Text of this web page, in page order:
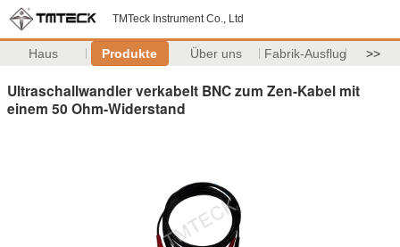
TMTeck Instrument Co., Ltd
Haus Produkte Über uns Fabrik-Ausflug >>
Ultraschallwandler verkabelt BNC zum Zen-Kabel mit
einem 50 Ohm-Widerstand